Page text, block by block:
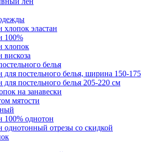
хлопок эластан
100%
хлопок
вискоза
белья
для постельного белья, ширина 150-175
для постельного белья 205-220 см
на занавески
мятости
100% однотон
однотонный отрезы со скидкой